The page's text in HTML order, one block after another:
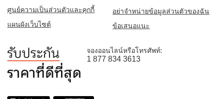
ศูนย์ความเป็นส่วนตัวและคุกกี้
อย่าจำหน่ายข้อมูลส่วนตัวของฉัน
แผนผังเว็บไซต์
ข้อเสนอแนะ
จองออนไลน์หรือโทรศัพท์:
1 877 834 3613